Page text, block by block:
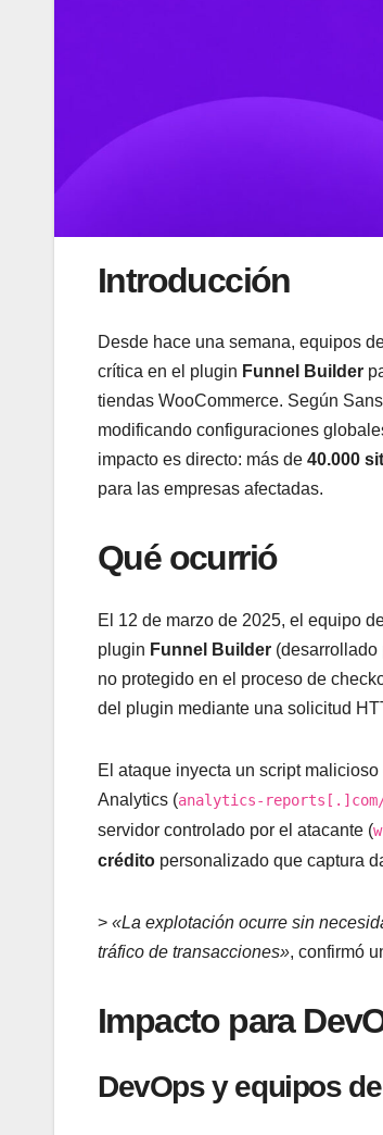
Introducción
Desde hace una semana, equipos
crítica en el plugin Funnel Builder
tiendas WooCommerce. Según
modificando configuraciones
impacto es directo: más de 40.000
para las empresas afectadas.
Qué ocurrió
El 12 de marzo de 2025, el equipo
plugin Funnel Builder (desarrollado
no protegido en el proceso de
del plugin mediante una solicitud
El ataque inyecta un script
Analytics (analytics-
servidor controlado por el atacante (
crédito personalizado que captura
> «La explotación ocurre sin
tráfico de transacciones», confirmó
Impacto para
DevOps y equipos